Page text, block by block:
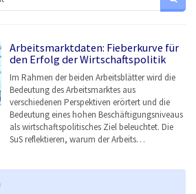
Arbeitsmarktdaten: Fieberkurve für
den Erfolg der Wirtschaftspolitik
Im Rahmen der beiden Arbeitsblätter wird die
Bedeutung des Arbeitsmarktes aus
verschiedenen Perspektiven erörtert und die
Bedeutung eines hohen Beschäftigungsniveaus
als wirtschaftspolitisches Ziel beleuchtet. Die
SuS reflektieren, warum der Arbeits…